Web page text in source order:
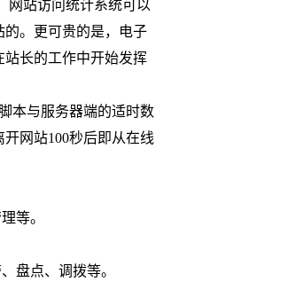
网站访问统计系统可以
。更可贵的是，电子
长的工作中开始发挥
本与服务器端的适时数
网站100秒后即从在线
等。
盘点、调拨等。